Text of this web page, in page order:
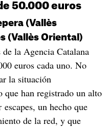
50.000 euros
(Vallès
(Vallès Oriental)
la Agencia Catalana
euros cada uno. No
la situación
han registrado un alto
un hecho que
de la red, y que